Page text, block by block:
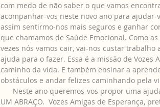
com medo de não saber o que vamos
acompanhar-vos neste novo ano para
assim sentirmo-nos mais seguros e ganhar
que chamamos de Saúde Emocional. Como
vezes nós vamos cair, vai-nos custar
ajuda para o fazer. Essa é a missão de
caminho da vida. E também ensinar a
obstáculos e andar felizes caminhando pela
UM ABRAÇO.  Vozes Amigas de Esperança,